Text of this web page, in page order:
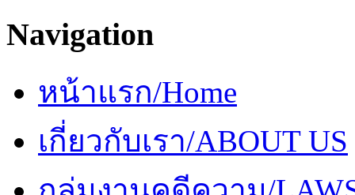
Navigation
หน้าแรก/Home
เกี่ยวกับเรา/ABOUT US